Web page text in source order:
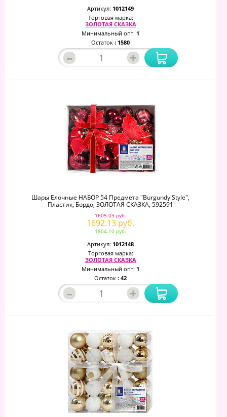
Артикул: 1012149
Торговая марка:
ЗОЛОТАЯ СКАЗКА
Минимальный опт: 1
Остаток : 1580
– +
Шары Елочные НАБОР 54 Предмета "Burgundy Style",
Пластик, Бордо, ЗОЛОТАЯ СКАЗКА, 592591
1605.03 руб.
1692.13 руб.
1804.10 руб.
Артикул: 1012148
Торговая марка:
ЗОЛОТАЯ СКАЗКА
Минимальный опт: 1
Остаток : 42
– +